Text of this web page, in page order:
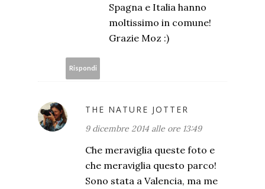
Spagna e Italia hanno
moltissimo in comune!
Grazie Moz :)
Rispondi
THE NATURE JOTTER
9 dicembre 2014 alle ore 13:49
Che meraviglia queste foto e
che meraviglia questo parco!
Sono stata a Valencia, ma me